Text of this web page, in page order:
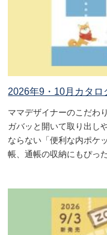
2026年9・10月カタロ
ママデザイナーのこだわ
ガバッと開いて取り出し
ならない「便利な内ポケ
帳、通帳の収納にもぴっ